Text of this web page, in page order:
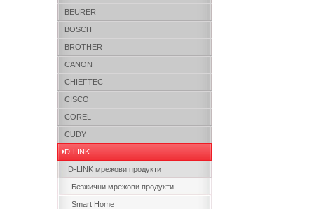
BEURER
BOSCH
BROTHER
CANON
CHIEFTEC
CISCO
COREL
CUDY
D-LINK
D-LINK мрежови продукти
Безжични мрежови продукти
Smart Home